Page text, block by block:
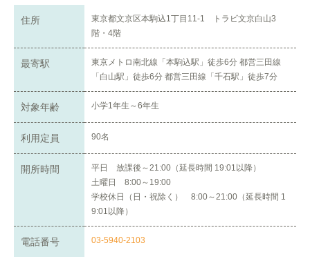
住所
東京都文京区本駒込1丁目11-1 トラビ文京白山3
階・4階
最寄駅
東京メトロ南北線「本駒込駅」徒歩6分 都営三田線
「白山駅」徒歩6分 都営三田線「千石駅」徒歩7分
対象年齢 小学1年生～6年生
利用定員 90名
開所時間
平日 放課後～21:00（延長時間 19:01以降）
土曜日 8:00～19:00
学校休日（日・祝除く） 8:00～21:00（延長時間 1
9:01以降）
電話番号 03-5940-2103